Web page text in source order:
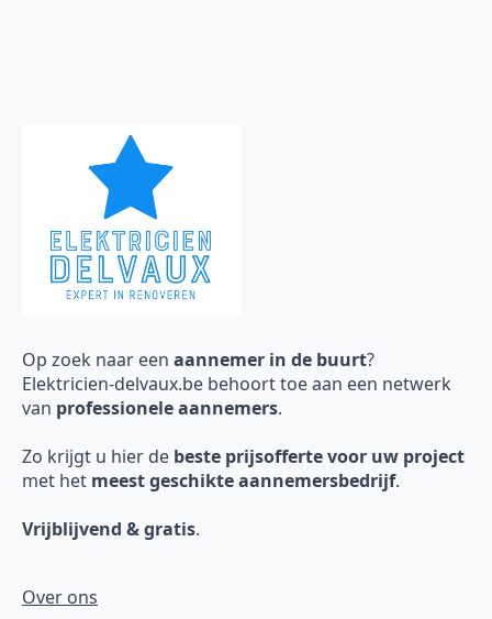
Op zoek naar een aannemer in de buurt?
Elektricien-delvaux.be behoort toe aan een netwerk
van professionele aannemers.
Zo krijgt u hier de beste prijsofferte voor uw project
met het meest geschikte aannemersbedrijf.
Vrijblijvend & gratis.
Over ons